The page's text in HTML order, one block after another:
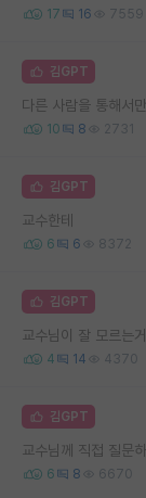
17 16 7559
김GPT
다른 사람을 통해서
10 8 2731
김GPT
교수한테
6 6 8372
김GPT
교수님이 잘 모르는
4 14 4370
김GPT
교수님께 직접 질문
6 8 6670